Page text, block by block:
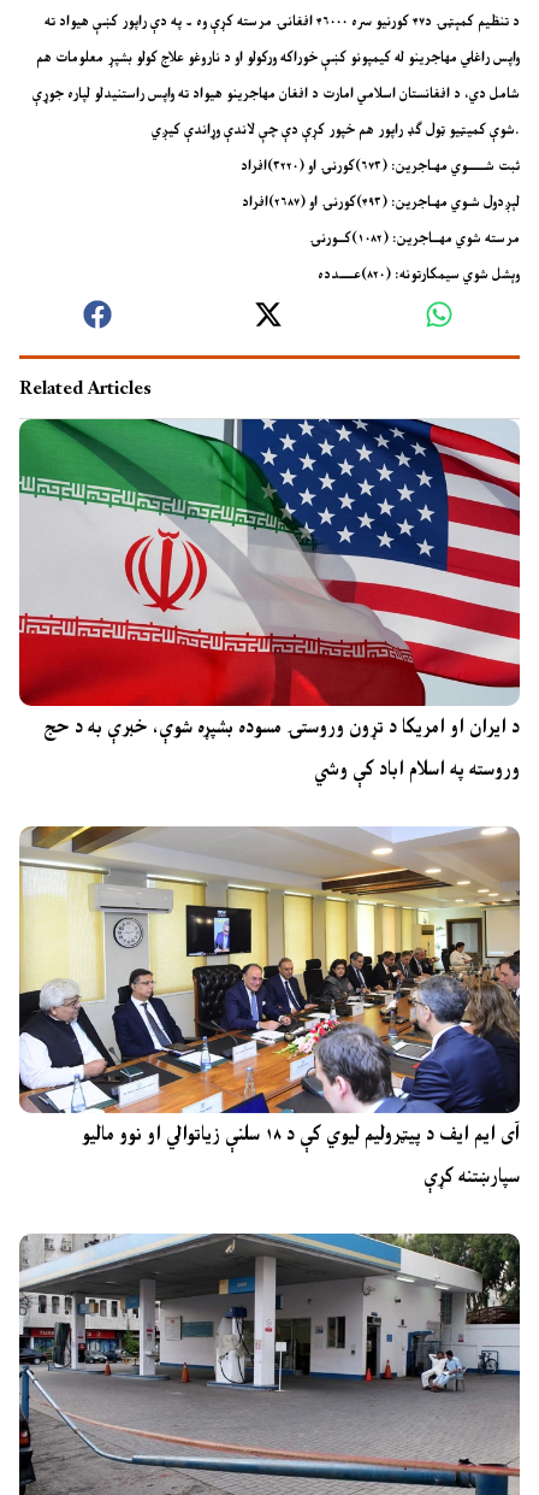
د تنظیم کمېټۍ د۴۷ کورنیو سره ۴۶۰۰۰ افغانۍ مرسته کړې وه ۔ په دې راپور کښې هيواد ته
واپس راغلي مهاجرينو له کيمپونو کښې خوراکه ورکولو او د ناروغو علاج کولو بشپړ معلومات هم
شامل دي، د افغانستان اسلامي امارت د افغان مهاجرینو هیواد ته واپس راستنیدلو لپاره جوړې
شوې کمیټیو ټول ګډ راپور هم خپور کړې دې چې لاندې وړاندې کیږي.
ثبت شـــــوي مهـاجرین: (۶۷۳)کورنۍ او (۳۲۲۰)افراد
لېږدول شـوي مهـاجرین: (۴۹۳)کورنۍ او (۲۶۸۷)افراد
مرسته شوي مهــاجرین: (۱۰۸۲)کــورنۍ
وېشل شوي سیمکارتونه: (۸۲۰)عــــدده
Related Articles
د ایران او امریکا د تړون وروستۍ مسوده بشپړه شوې، خبرې به د حج
وروسته په اسلام اباد کې وشي
آی ایم ایف د پیټرولیم لیوي کې د ۱۸ سلنې زیاتوالي او نوو مالیو
سپارښتنه کړې